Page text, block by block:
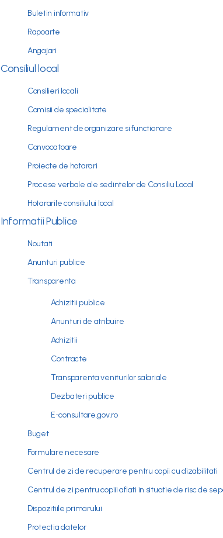
Buletin informativ
Rapoarte
Angajari
Consiliul local
Consilieri locali
Comisii de specialitate
Regulament de organizare si functionare
Convocatoare
Proiecte de hotarari
Procese verbale ale sedintelor de Consiliu Local
Hotararile consiliului local
Informatii Publice
Noutati
Anunturi publice
Transparenta
Achizitii publice
Anunturi de atribuire
Achizitii
Contracte
Transparenta veniturilor salariale
Dezbateri publice
E-consultare.gov.ro
Buget
Formulare necesare
Centrul de zi de recuperare pentru copii cu dizabilitati
Centrul de zi pentru copiii aflati in situatie de risc de
Dispozitiile primarului
Protectia datelor